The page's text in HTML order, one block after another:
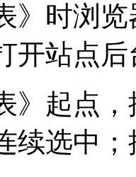
》时浏
开站点后
》起点
续选中